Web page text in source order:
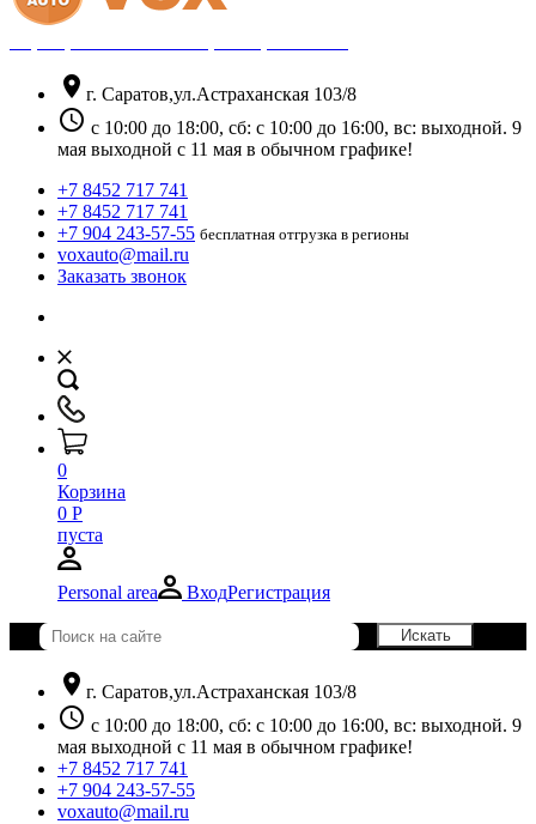
location_on г. Саратов,ул.Астраханская 103/8
schedule с 10:00 до 18:00, сб: с 10:00 до 16:00, вс: выходной. 9
мая выходной с 11 мая в обычном графике!
+7 8452 717 741
+7 8452 717 741
+7 904 243-57-55 бесплатная отгрузка в регионы
voxauto@mail.ru
Заказать звонок
0
Корзина
0 Р
пуста
Personal area ВходРегистрация
location_on г. Саратов,ул.Астраханская 103/8
schedule с 10:00 до 18:00, сб: с 10:00 до 16:00, вс: выходной. 9
мая выходной с 11 мая в обычном графике!
+7 8452 717 741
+7 904 243-57-55
voxauto@mail.ru